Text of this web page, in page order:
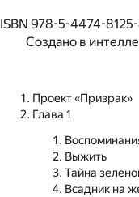
ISBN 978-5-4474-
Создано в
Проект «Призрак»
Глава 1
Выжить
Тайна
Всадник на